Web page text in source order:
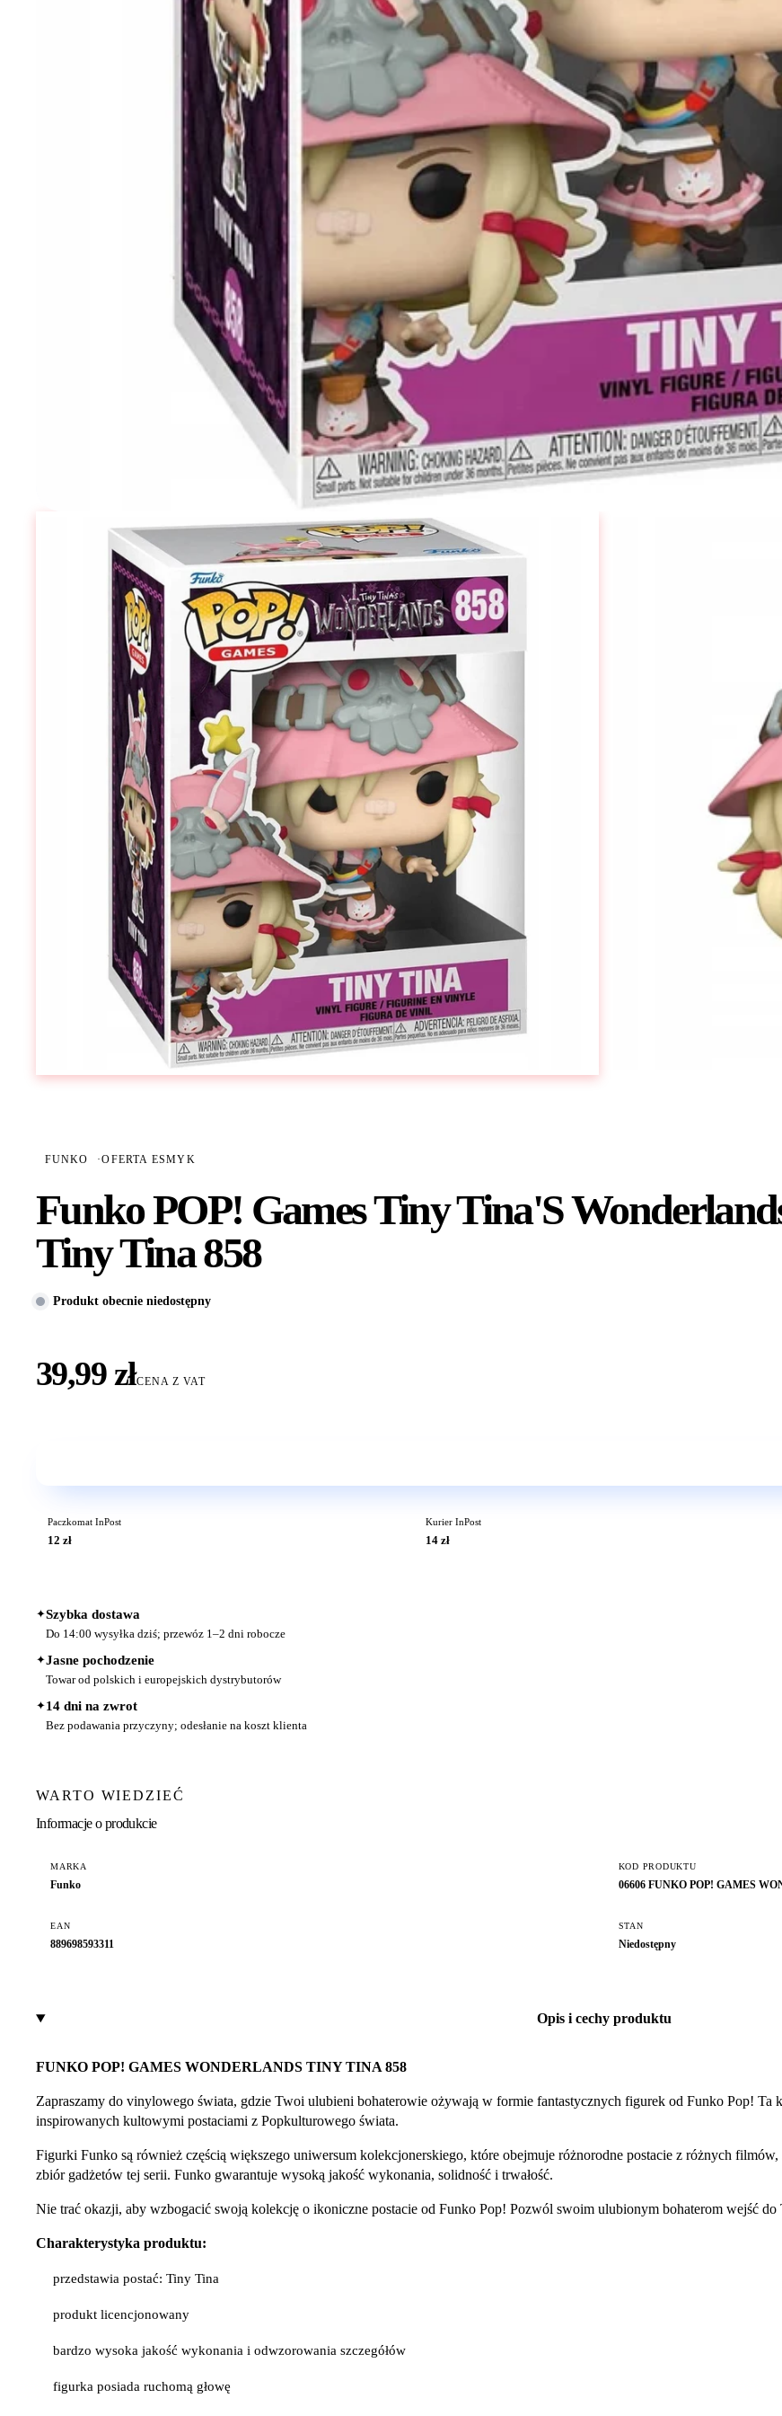
FUNKO ·OFERTA ESMYK
Funko POP! Games Tiny Tina'S
Tiny Tina 858
Produkt obecnie niedostępny
39,99 złCENA Z VAT
Paczkomat InPost
12 zł
Kurier InPost
14 zł
✦Szybka dostawa
Do 14:00 wysyłka dziś; przewóz 1–2 dni robocze
✦Jasne pochodzenie
Towar od polskich i europejskich dystrybutorów
✦14 dni na zwrot
Bez podawania przyczyny; odesłanie na koszt klienta
WARTO WIEDZIEĆ
Informacje o produkcie
MARKA
Funko
KOD PRODUKTU
06606 FUNKO POP! GAMES
EAN
889698593311
STAN
Niedostępny
Opis i cechy produktu
FUNKO POP! GAMES WONDERLANDS TINY TINA 858
Zapraszamy do vinylowego świata, gdzie Twoi ulubieni bohaterowie ożywają w formie fantastycznych figurek od Funko Pop! Ta
inspirowanych kultowymi postaciami z Popkulturowego świata.
Figurki Funko są również częścią większego uniwersum kolekcjonerskiego, które obejmuje różnorodne postacie z różnych
zbiór gadżetów tej serii. Funko gwarantuje wysoką jakość wykonania, solidność i trwałość.
Nie trać okazji, aby wzbogacić swoją kolekcję o ikoniczne postacie od Funko Pop! Pozwól swoim ulubionym bohaterom wejść do
Charakterystyka produktu:
przedstawia postać: Tiny Tina
produkt licencjonowany
bardzo wysoka jakość wykonania i odwzorowania szczegółów
figurka posiada ruchomą głowę